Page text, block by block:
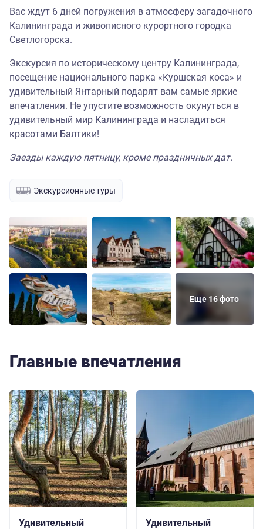
Вас ждут 6 дней погружения в атмосферу загадочного
Калининграда и живописного курортного городка
Светлогорска.
Экскурсия по историческому центру Калининграда,
посещение национального парка «Куршская коса» и
удивительный Янтарный подарят вам самые яркие
впечатления. Не упустите возможность окунуться в
удивительный мир Калининграда и насладиться
красотами Балтики!
Заезды каждую пятницу, кроме праздничных дат.
Экскурсионные туры
Еще 16 фото
Главные впечатления
Удивительный
Удивительный